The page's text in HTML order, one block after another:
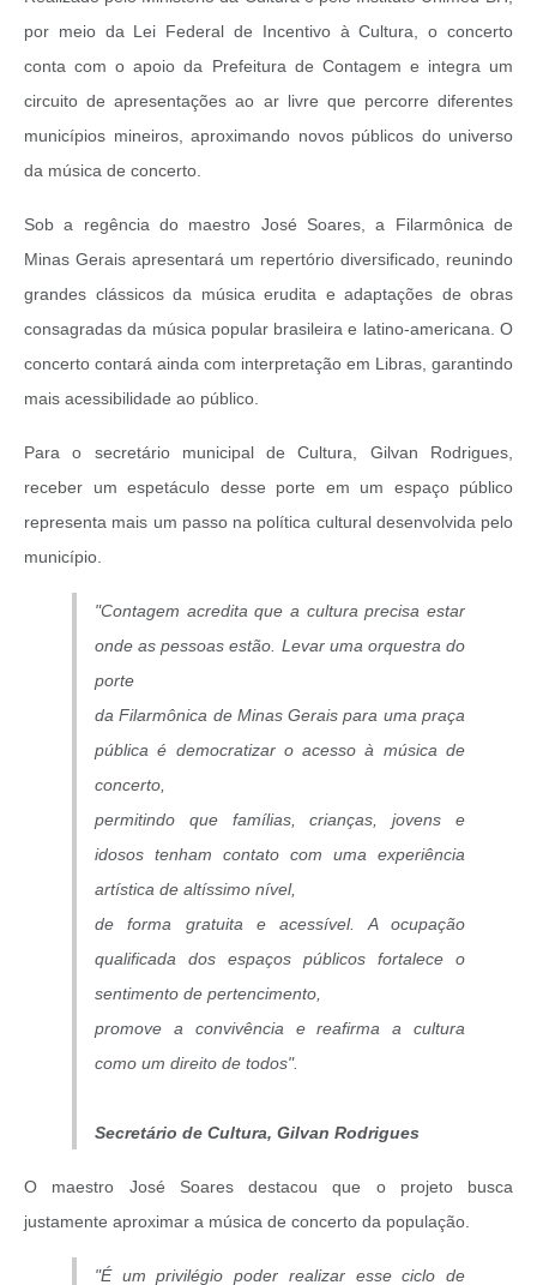
por meio da Lei Federal de Incentivo à Cultura, o concerto
conta com o apoio da Prefeitura de Contagem e integra um
circuito de apresentações ao ar livre que percorre diferentes
municípios mineiros, aproximando novos públicos do universo
da música de concerto.
Sob a regência do maestro José Soares, a Filarmônica de
Minas Gerais apresentará um repertório diversificado, reunindo
grandes clássicos da música erudita e adaptações de obras
consagradas da música popular brasileira e latino-americana. O
concerto contará ainda com interpretação em Libras, garantindo
mais acessibilidade ao público.
Para o secretário municipal de Cultura, Gilvan Rodrigues,
receber um espetáculo desse porte em um espaço público
representa mais um passo na política cultural desenvolvida pelo
município.
"Contagem acredita que a cultura precisa estar
onde as pessoas estão. Levar uma orquestra do
porte
da Filarmônica de Minas Gerais para uma praça
pública é democratizar o acesso à música de
concerto,
permitindo que famílias, crianças, jovens e
idosos tenham contato com uma experiência
artística de altíssimo nível,
de forma gratuita e acessível. A ocupação
qualificada dos espaços públicos fortalece o
sentimento de pertencimento,
promove a convivência e reafirma a cultura
como um direito de todos".
Secretário de Cultura, Gilvan Rodrigues
O maestro José Soares destacou que o projeto busca
justamente aproximar a música de concerto da população.
"É um privilégio poder realizar esse ciclo de